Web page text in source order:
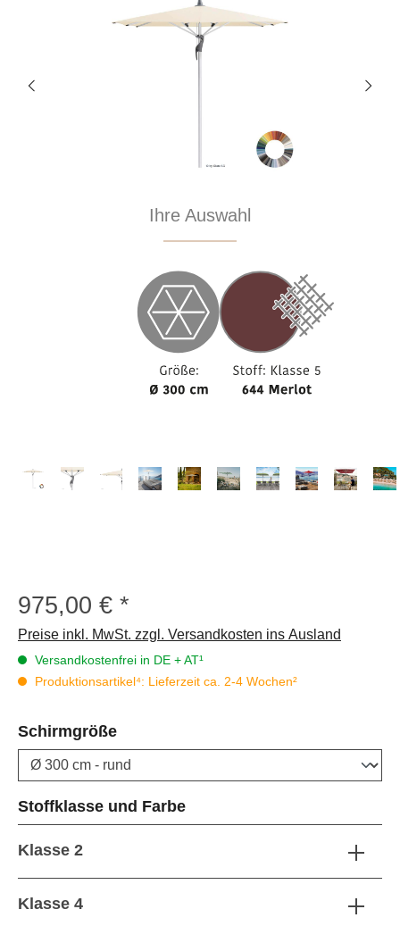
Ihre Auswahl
Regulärer Preis:
975,00 €
Preise inkl. MwSt. zzgl. Versandkosten ins Ausland
Versandkostenfrei in DE + AT¹
Produktionsartikel⁴: Lieferzeit ca. 2-4 Wochen²
Schirmgrößeauswählen
Stoffklasse und Farbeauswählen
Klasse 2
Klasse 4